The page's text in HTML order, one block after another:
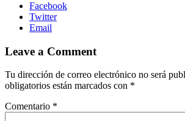
Facebook
Twitter
Email
Leave a Comment
Tu dirección de correo electrónico no será
obligatorios están marcados con *
Comentario *